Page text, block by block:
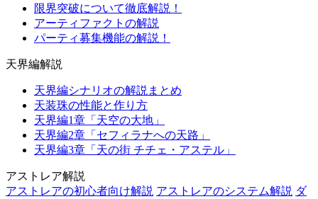
限界突破について徹底解説！
アーティファクトの解説
パーティ募集機能の解説！
天界編解説
天界編シナリオの解説まとめ
天装珠の性能と作り方
天界編1章「天空の大地」
天界編2章「セフィラナへの天路」
天界編3章「天の街 チチェ・アステル」
アストレア解説
アストレアの初心者向け解説 アストレアのシステム解説 ダ